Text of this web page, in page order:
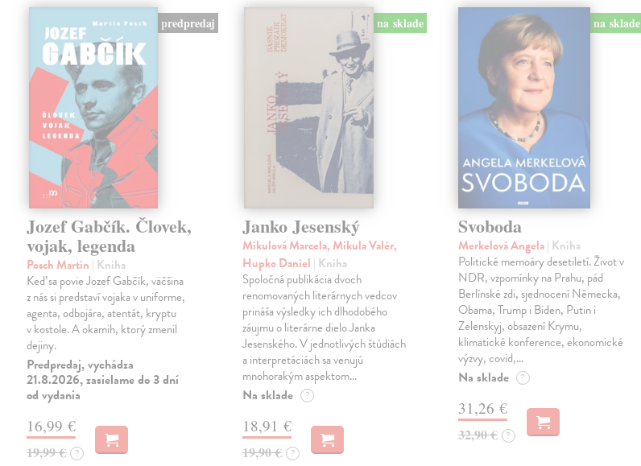
predpredaj
Jozef Gabčík. Človek,
vojak, legenda
Posch Martin | Kniha
Keď sa povie Jozef Gabčík, väčšina
z nás si predstaví vojaka v uniforme,
agenta, odbojára, atentát, kryptu
v kostole. A okamih, ktorý zmenil
dejiny.
Predpredaj, vychádza
21.8.2026, zasielame do 3 dní
od vydania
16,99 €
19,99 € ?
na sklade
Janko Jesenský
Mikulová Marcela, Mikula Valér,
Hupko Daniel | Kniha
Spoločná publikácia dvoch
renomovaných literárnych vedcov
prináša výsledky ich dlhodobého
záujmu o literárne dielo Janka
Jesenského. V jednotlivých štúdiách
a interpretáciách sa venujú
mnohorakým aspektom…
Na sklade ?
18,91 €
19,90 € ?
na sklade
Svoboda
Merkelová Angela| Kniha
Politické memoáry desetiletí. Život v
NDR, vzpomínky na Prahu, pád
Berlínské zdi, sjednocení Německa,
Obama, Trump i Biden, Putin i
Zelenskyj, obsazení Krymu,
klimatické konference, ekonomické
výzvy, covid,…
Na sklade ?
31,26 €
32,90 € ?